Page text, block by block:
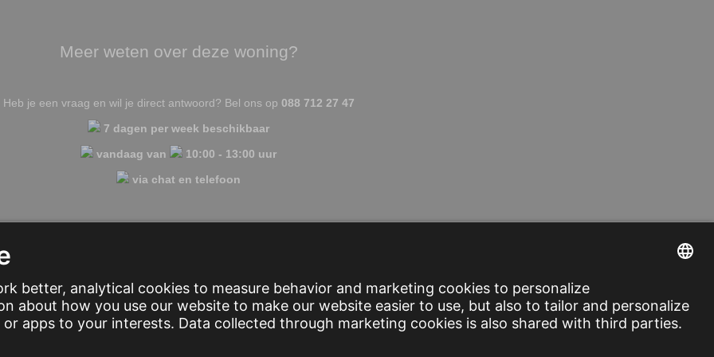
Meer weten over deze woning?
Heb je een vraag en wil je direct antwoord? Bel ons op 088 712 27 47
7 dagen per week beschikbaar
vandaag van
10:00 - 13:00 uur
via chat en telefoon
een chat Laat een bericht achter Veelgestelde vragen